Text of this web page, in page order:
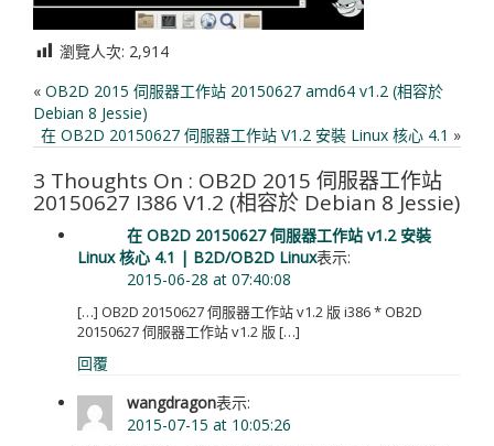
瀏覽人次: 2,914
« OB2D 2015 伺服器工作站 20150627 amd64 v1.2 (相容於
Debian 8 Jessie)
在 OB2D 20150627 伺服器工作站 V1.2 安裝 Linux 核心 4.1 »
3 Thoughts On : OB2D 2015 伺服器工作站
20150627 I386 V1.2 (相容於 Debian 8 Jessie)
在 OB2D 20150627 伺服器工作站 v1.2 安裝
Linux 核心 4.1 | B2D/OB2D Linux表示:
2015-06-28 at 07:40:08
[…] OB2D 20150627 伺服器工作站 v1.2 版 i386 * OB2D
20150627 伺服器工作站 v1.2 版 […]
回覆
wangdragon表示:
2015-07-15 at 10:05:26